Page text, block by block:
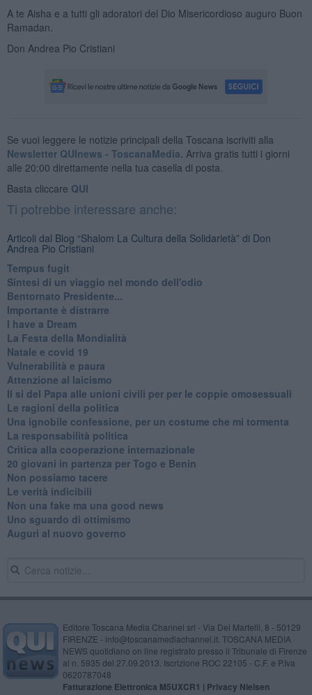
A te Aisha e a tutti gli adoratori del Dio Misericordioso auguro Buon
Ramadan.
Don Andrea Pio Cristiani
Se vuoi leggere le notizie principali della Toscana iscriviti alla
Newsletter QUInews - ToscanaMedia. Arriva gratis tutti i giorni
alle 20:00 direttamente nella tua casella di posta.
Basta cliccare QUI
Ti potrebbe interessare anche:
Articoli dal Blog “Shalom La Cultura della Solidarietà” di Don
Andrea Pio Cristiani
​Tempus fugit
​Sintesi di un viaggio nel mondo dell'odio
Bentornato Presidente...
Importante è distrarre
​I have a Dream
La Festa della Mondialità
Natale e covid 19
Vulnerabilità e paura
Attenzione al laicismo
Il si del Papa alle unioni civili per per le coppie omosessuali
Le ragioni della politica
​Una ignobile confessione, per un costume che mi tormenta
La responsabilità politica
Critica alla cooperazione internazionale
20 giovani in partenza per Togo e Benin
​Non possiamo tacere
​Le verità indicibili
Non una fake ma una good news
Uno sguardo di ottimismo
Auguri al nuovo governo
Editore Toscana Media Channel srl - Via Dei Martelli, 8 - 50129
FIRENZE - info@toscanamediachannel.it. TOSCANA MEDIA
NEWS quotidiano on line registrato presso il Tribunale di Firenze
al n. 5935 del 27.09.2013. Iscrizione ROC 22105 - C.F. e P.Iva
0620787048
Fatturazione Elettronica M5UXCR1 | Privacy Nielsen